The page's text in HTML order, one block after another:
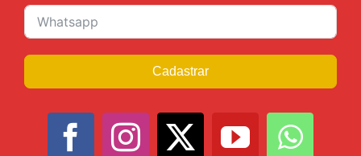
Cadastrar